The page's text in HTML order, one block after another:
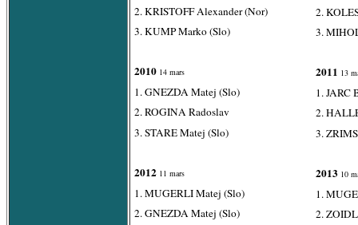
2. KRISTOFF Alexander (Nor)
3. KUMP Marko (Slo)
2010 14 mars
1. GNEZDA Matej (Slo)
2. ROGINA Radoslav
3. STARE Matej (Slo)
2012 11 mars
1. MUGERLI Matej (Slo)
2. GNEZDA Matej (Slo)
2.
3.
2011 13
1. JARC
2.
3.
2013 10
1.
2.